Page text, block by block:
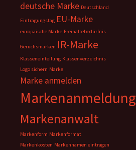
deutsche Marke Deutschland
Eintragungstag EU-Marke
europäische Marke Freihaltebedürfnis
Geruchsmarken IR-Marke
Klasseneinteilung Klassenverzeichnis
Logo sichern Marke
Marke anmelden
Markenanmeldung
Markenanwalt
Markenform Markenformat
Markenkosten Markennamen eintragen